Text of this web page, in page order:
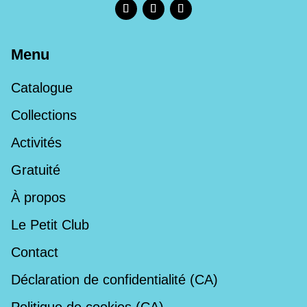
Menu
Catalogue
Collections
Activités
Gratuité
À propos
Le Petit Club
Contact
Déclaration de confidentialité (CA)